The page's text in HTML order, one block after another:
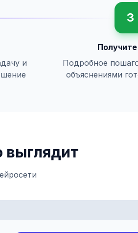
и
3
Подробное
объяснениями
выглядит